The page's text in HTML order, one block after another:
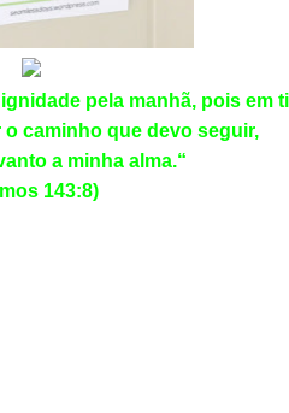
pela manhã, pois em ti
caminho que devo seguir,
a minha alma.“
143:8)